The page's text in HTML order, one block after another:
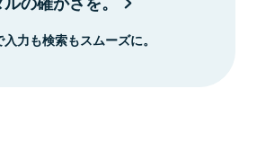
力も検索もスムーズに。